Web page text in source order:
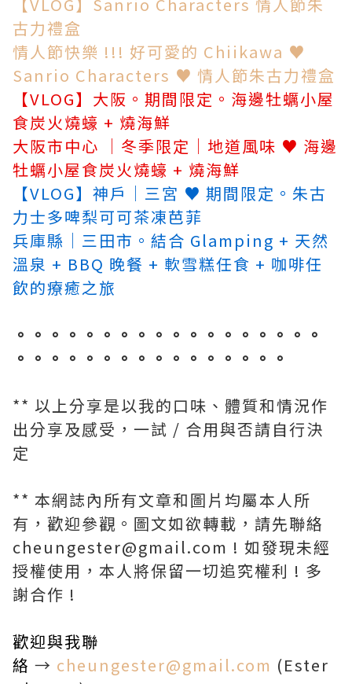
古力禮盒
情人節快樂 !!! 好可愛的 Chiikawa ♥
Sanrio Characters ♥ 情人節朱古力禮盒
【VLOG】大阪。期間限定。海邊牡蠣小屋
食炭火燒蠔 + 燒海鮮
大阪市中心 │冬季限定│地道風味 ♥ 海邊
牡蠣小屋食炭火燒蠔 + 燒海鮮
【VLOG】神戶│三宮 ♥ 期間限定。朱古
力士多啤梨可可茶凍芭菲
兵庫縣│三田市。結合 Glamping + 天然
溫泉 + BBQ 晚餐 + 軟雪糕任食 + 咖啡任
飲的療癒之旅
。。。。。。。。。。。。。。。。。。
。。。。。。。。。。。。。。。。
** 以上分享是以我的口味、體質和情況作
出分享及感受，一試 / 合用與否請自行決
定
** 本網誌內所有文章和圖片均屬本人所
有，歡迎參觀。圖文如欲轉載，請先聯絡
cheungester@gmail.com ! 如發現未經
授權使用，本人將保留一切追究權利 ! 多
謝合作 !
歡迎與我聯
絡 → cheungester@gmail.com (Ester